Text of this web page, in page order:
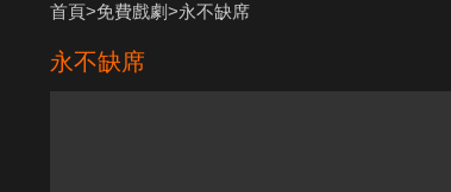
首頁>免費戲劇>永不缺席
永不缺席